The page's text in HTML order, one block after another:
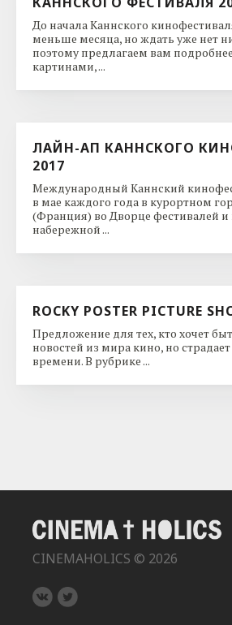
До начала Каннского
меньше месяца, но ждать уже нет
поэтому предлагаем вам
картинами, ...
ЛАЙН-АП КАННСКОГО
2017
Международный Каннский
в мае каждого года в курортном
(Франция) во Дворце фестивалей и
набережной ...
ROCKY POSTER PICTURE
Предложение для тех, кто хочет
новостей из мира кино, но страдает
времени. В рубрике ...
CINEMAHOLICS © 2026